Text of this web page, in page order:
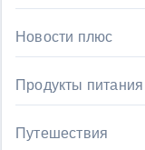
Новости плюс
Продукты питания
Путешествия